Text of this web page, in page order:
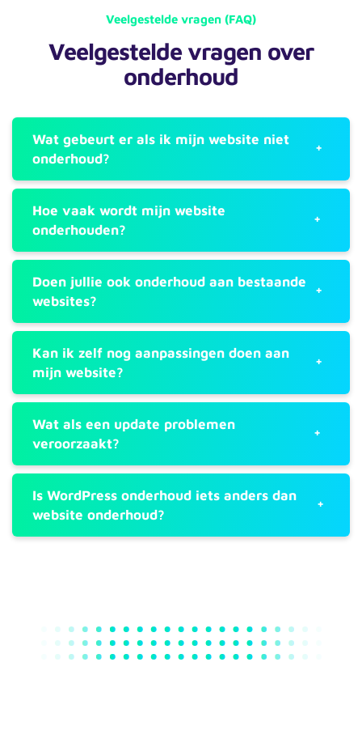
Veelgestelde vragen (FAQ)
Veelgestelde vragen over
onderhoud
Wat gebeurt er als ik mijn website niet
onderhoud?
Hoe vaak wordt mijn website
onderhouden?
Doen jullie ook onderhoud aan bestaande
websites?
Kan ik zelf nog aanpassingen doen aan
mijn website?
Wat als een update problemen
veroorzaakt?
Is WordPress onderhoud iets anders dan
website onderhoud?